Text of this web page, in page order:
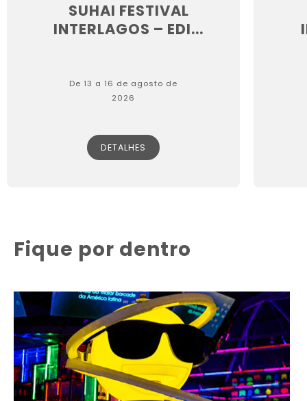
SUHAI FESTIVAL
INTERLAGOS – EDI...
De 13 a 16 de agosto de
2026
DETALHES
Fique por dentro